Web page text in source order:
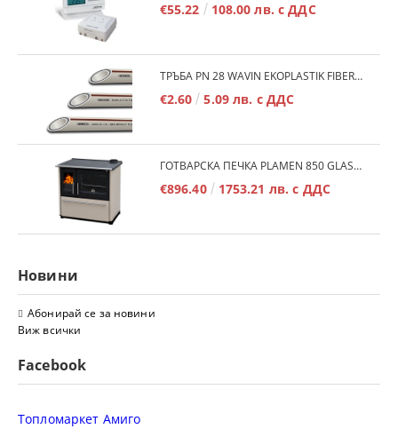
€55.22 108.00 лв. с ДДС
ТРЪБА PN 28 WAVIN EKOPLASTIK FIBER BASALT PLUS - 3М/БР.
€2.60 5.09 лв. с ДДС
ГОТВАРСКА ПЕЧКА PLAMEN 850 GLAS 11KW
€896.40 1753.21 лв. с ДДС
Новини
Абонирай се за новини
Виж всички
Facebook
Топломаркет Амиго